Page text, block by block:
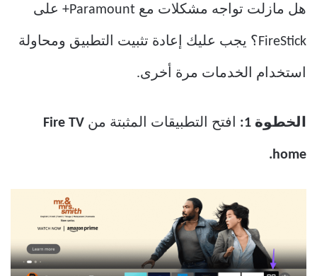
هل مازلت تواجه مشكلات مع Paramount+ على
FireStick؟ يجب عليك إعادة تثبيت التطبيق ومحاولة
استخدام الخدمات مرة أخرى.
الخطوة 1: افتح التطبيقات المثبتة من Fire TV
home.